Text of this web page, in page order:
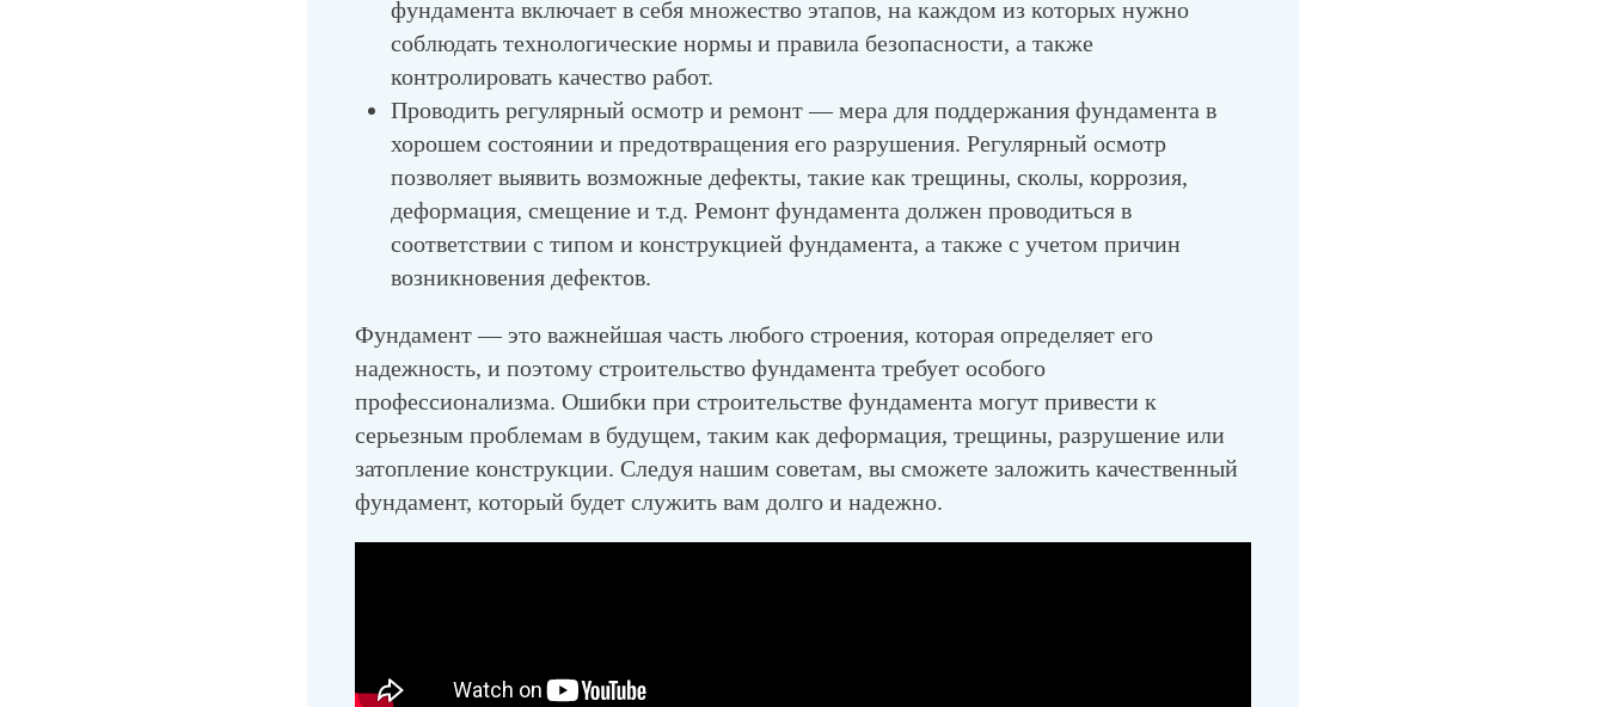
фундамента включает в себя множество этапов, на каждом из которых нужно
соблюдать технологические нормы и правила безопасности, а также
контролировать качество работ.
Проводить регулярный осмотр и ремонт— мера для поддержания фундамента в
хорошем состоянии и предотвращения его разрушения. Регулярный осмотр
позволяет выявить возможные дефекты, такие как трещины, сколы, коррозия,
деформация, смещение и т.д. Ремонт фундамента должен проводиться в
соответствии с типом и конструкцией фундамента, а также с учетом причин
возникновения дефектов.
Фундамент — это важнейшая часть любого строения, которая определяет его
надежность, и поэтому строительство фундамента требует особого
профессионализма. Ошибки при строительстве фундамента могут привести к
серьезным проблемам в будущем, таким как деформация, трещины, разрушение или
затопление конструкции. Следуя нашим советам, вы сможете заложить качественный
фундамент, который будет служить вам долго и надежно.